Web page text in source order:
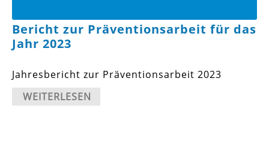
Bericht zur Präventionsarbeit für das
Jahr 2023
Jahresbericht zur Präventionsarbeit 2023
WEITERLESEN